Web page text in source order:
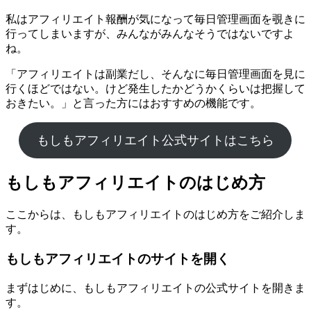
私はアフィリエイト報酬が気になって毎日管理画面を覗きに
行ってしまいますが、みんながみんなそうではないですよ
ね。
「アフィリエイトは副業だし、そんなに毎日管理画面を見に
行くほどではない。けど発生したかどうかくらいは把握して
おきたい。」と言った方にはおすすめの機能です。
もしもアフィリエイト公式サイトはこちら
もしもアフィリエイトのはじめ方
ここからは、もしもアフィリエイトのはじめ方をご紹介しま
す。
もしもアフィリエイトのサイトを開く
まずはじめに、もしもアフィリエイトの公式サイトを開きま
す。